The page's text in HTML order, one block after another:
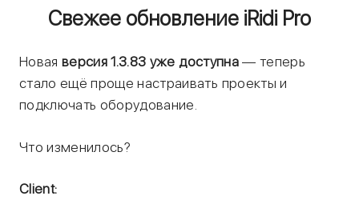
Свежее обновление iRidi Pro
Новая версия 1.3.83 уже доступна— теперь
стало ещё проще настраивать проекты и
подключать оборудование.
Что изменилось?
Client: